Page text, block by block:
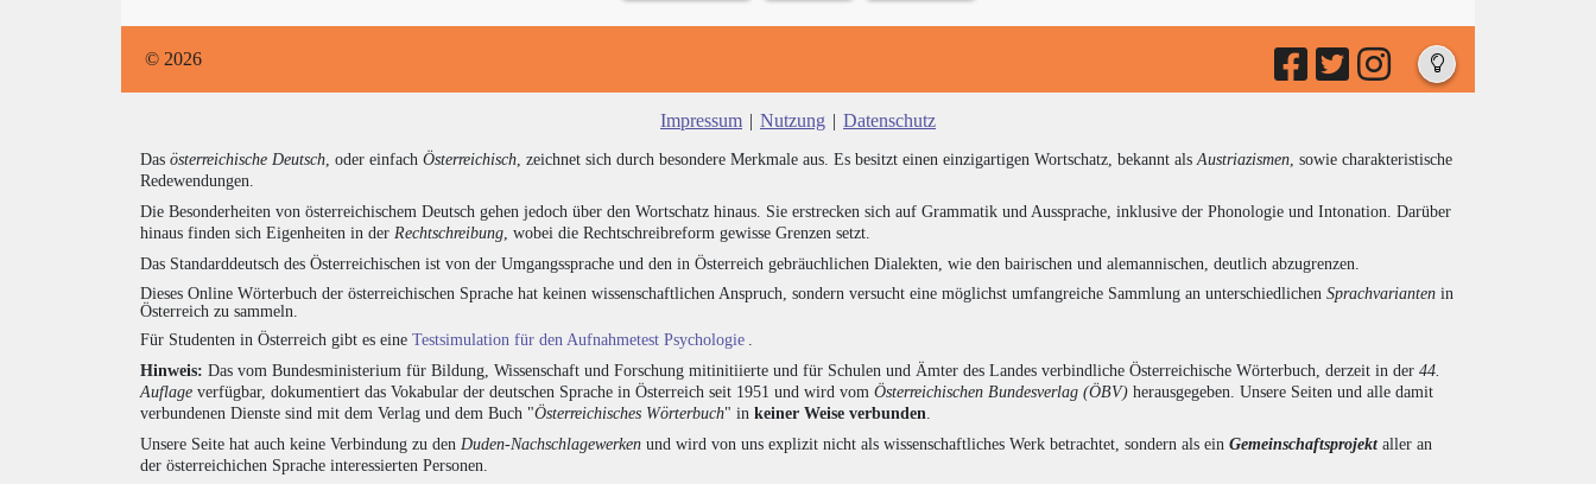
© 2026
Impressum | Nutzung | Datenschutz
Das österreichische Deutsch , oder einfach Österreichisch , zeichnet sich durch besondere Merkmale aus. Es besitzt einen einzigartigen Wortschatz, bekannt als Austriazismen , sowie charakteristische
Redewendungen.
Die Besonderheiten von österreichischem Deutsch gehen jedoch über den Wortschatz hinaus. Sie erstrecken sich auf Grammatik und Aussprache, inklusive der Phonologie und Intonation. Darüber
hinaus finden sich Eigenheiten in der Rechtschreibung , wobei die Rechtschreibreform gewisse Grenzen setzt.
Das Standarddeutsch des Österreichischen ist von der Umgangssprache und den in Österreich gebräuchlichen Dialekten, wie den bairischen und alemannischen, deutlich abzugrenzen.
Dieses Online Wörterbuch der österreichischen Sprache hat keinen wissenschaftlichen Anspruch, sondern versucht eine möglichst umfangreiche Sammlung an unterschiedlichen Sprachvarianten in
Österreich zu sammeln.
Für Studenten in Österreich gibt es eine Testsimulation für den Aufnahmetest Psychologie
Hinweis: Das vom Bundesministerium für Bildung, Wissenschaft und Forschung mitinitiierte und für Schulen und Ämter des Landes verbindliche Österreichische Wörterbuch, derzeit in der 44.
Auflage verfügbar, dokumentiert das Vokabular der deutschen Sprache in Österreich seit 1951 und wird vom Österreichischen Bundesverlag (ÖBV) herausgegeben. Unsere Seiten und alle damit
verbundenen Dienste sind mit dem Verlag und dem Buch "Österreichisches Wörterbuch" in keiner Weise verbunden
Unsere Seite hat auch keine Verbindung zu den Duden-Nachschlagewerken und wird von uns explizit nicht als wissenschaftliches Werk betrachtet, sondern als ein Gemeinschaftsprojektaller an
der österreichichen Sprache interessierten Personen.